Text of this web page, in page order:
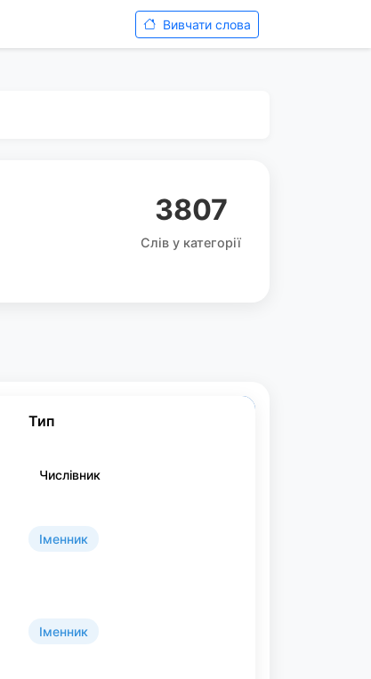
Вивчати слова
3807
Слів у категорії
Тип
Числівник
Іменник
Іменник